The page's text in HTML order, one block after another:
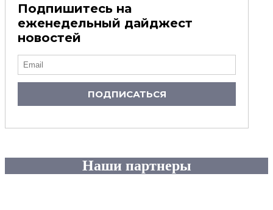
Подпишитесь на
еженедельный дайджест
новостей
ПОДПИСАТЬСЯ
Наши партнеры